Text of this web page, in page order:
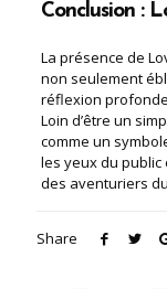
Conclusion :
La présence de
non seulement
réflexion
Loin d’être un
comme un
les yeux du
des aventuriers
Share